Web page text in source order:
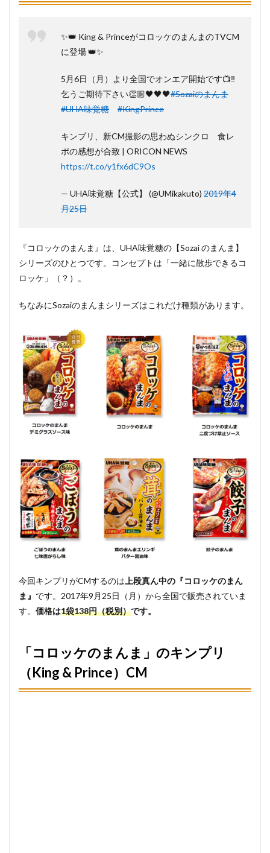
ま」と
「コ
3.1
ヤフ
3.3
ヨド
バシ
3.4
Amazon
4
ロッ
ま」
のス
ーパ
ー・
コン
ビニ
販売
店
（セ
ブ
ファ
ミ
マ、
ロー
ど）
5
まと
め
✨👑 King & PrinceがコロッケのまんまのTVCM
に登場 👑✨
5月6日（月）より全国でオンエア開始です📺‼️
乞うご期待下さい👏🏼🖤🖤🖤#Sozaiのまんま
#UHA味覚糖
#KingPrince
キンプリ、新CM撮影の思わぬシンクロ 食レ
ポの感想が合致 | ORICON NEWS
https://t.co/y1fx6dC9Os
— UHA味覚糖【公式】 (@UMikakuto) 2019年4
月25日
『コロッケのまんま』は、UHA味覚糖の【Sozai のまんま】
シリーズのひとつです。コンセプトは「一緒に散歩できるコ
ロッケ」（？）。
ちなみにSozaiのまんまシリーズはこれだけ種類があります。
今回キンプリがCMするのは 上段真ん中の『コロッケのまん
ま』 です。2017年9月25日（月）から全国で販売されていま
す。 価格は1袋138円（税別）です。
「コロッケのまんま」のキンプリ
（King & Prince）CM